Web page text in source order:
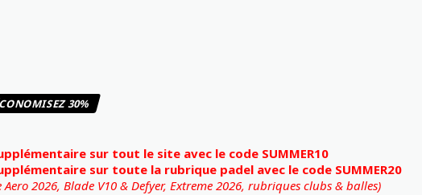
30%
sur tout le site avec le code SUMMER10
sur toute la rubrique padel avec le code SUMMER20
2026, Blade V10 & Defyer, Extreme 2026, rubriques clubs & balles)